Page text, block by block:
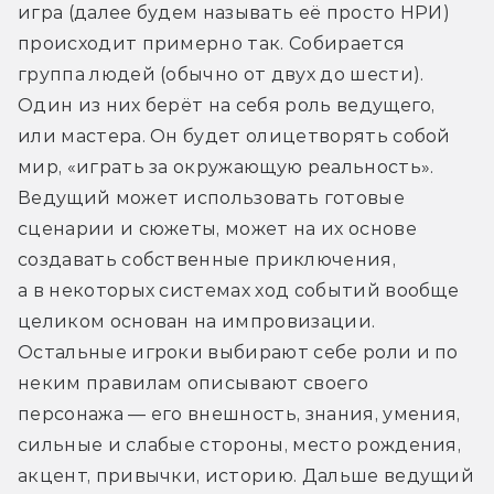
игра (далее будем называть её просто НРИ)
происходит примерно так. Собирается
группа людей (обычно от двух до шести).
Один из них берёт на себя роль ведущего,
или мастера. Он будет олицетворять собой
мир, «играть за окружающую реальность».
Ведущий может использовать готовые
сценарии и сюжеты, может на их основе
создавать собственные приключения,
а в некоторых системах ход событий вообще
целиком основан на импровизации.
Остальные игроки выбирают себе роли и по
неким правилам описывают своего
персонажа — его внешность, знания, умения,
сильные и слабые стороны, место рождения,
акцент, привычки, историю. Дальше ведущий